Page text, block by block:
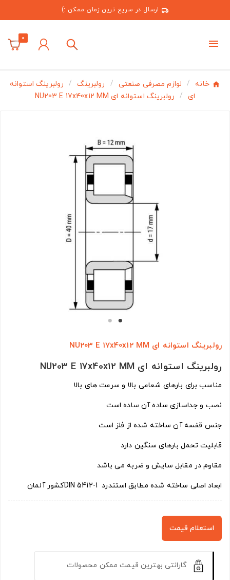
ارسال در سریع ترین زمان ممکن :)
0
خانه لوازم مصرفی صنعتی رولبرینگ
رولبرینگ استوانه
ای
رولبرینگ استوانه ای NU203 E 17x40x12 MM
رولبرینگ استوانه ای NU203 E 17x40x12 MM
رولبرینگ استوانه ای NU203 E 17x40x12 MM
مناسب برای بارهای شعاعی بالا و سرعت های بالا
نصب و جداسازی ساده آن ساده است
جنس قفسه آن ساخته شده از فلز است
قابلیت تحمل بارهای سنگین دارد
مقاوم در مقابل سایش و ضربه می باشد
ابعاد اصلی ساخته شده مطابق استندرد DIN 5412-1کشور آلمان
استعلام قیمت
گارانتی بهترین قیمت ممکن محصولات